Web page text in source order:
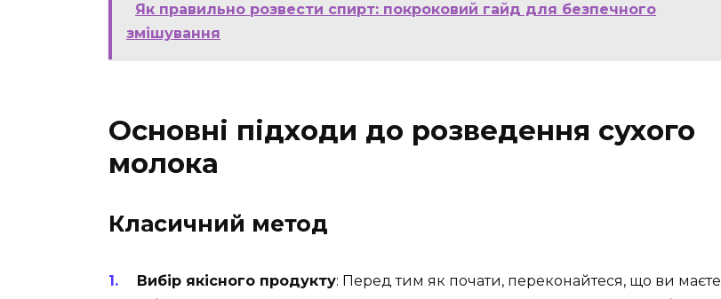
Як правильно розвести спирт: покроковий гайд для безпечного
змішування
Основні підходи до розведення сухого
молока
Класичний метод
Вибір якісного продукту: Перед тим як почати, переконайтеся, що ви маєте